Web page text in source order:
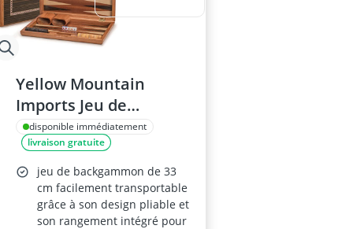
Yellow Mountain
Imports Jeu de
Backgammon Dorne
disponible immédiatement
livraison gratuite
jeu de backgammon de 33
cm facilement transportable
grâce à son design pliable et
son rangement intégré pour